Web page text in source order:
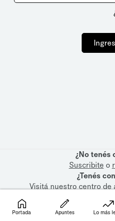
¿No tenés
Suscribite o
¿Tenés
Visitá nuestrocentro de
Portada Apuntes Lo más